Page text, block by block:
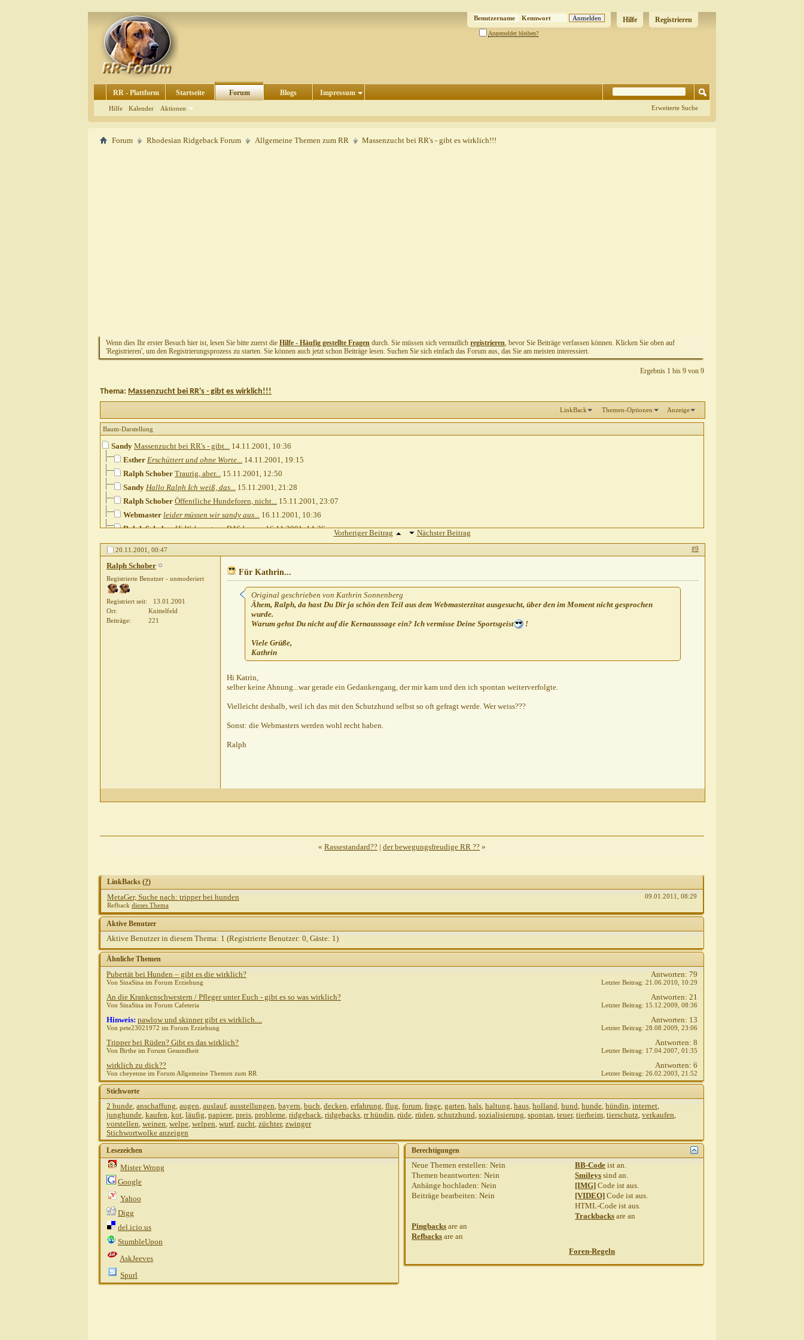
Registrieren
Hilfe
Angemeldet bleiben?
RR - Plattform Startseite Forum
Hilfe Kalender Aktionen
Blogs Impressum
Erweiterte Suche
Forum Rhodesian Ridgeback Forum Allgemeine Themen zum RR Massenzucht bei RR's - gibt es wirklich!!!
Wenn dies Ihr erster Besuch hier ist, lesen Sie bitte zuerst die Hilfe - Häufig gestellte Fragen durch. Sie müssen sich vermutlich registrieren, bevor Sie Beiträge verfassen können. Klicken Sie oben auf
'Registrieren', um den Registrierungsprozess zu starten. Sie können auch jetzt schon Beiträge lesen. Suchen Sie sich einfach das Forum aus, das Sie am meisten interessiert.
Ergebnis 1 bis 9 von 9
Thema: Massenzucht bei RR's - gibt es wirklich!!!
LinkBack Themen-Optionen Anzeige
Baum-Darstellung
Sandy Massenzucht bei RR's - gibt... 14.11.2001, 10:36
Esther Erschüttert und ohne Worte... 14.11.2001, 19:15
Ralph Schober Traurig, aber... 15.11.2001, 12:50
Sandy Hallo Ralph Ich weiß, das... 15.11.2001, 21:28
Ralph Schober Öffentliche Hundeforen, nicht... 15.11.2001, 23:07
Webmaster leider müssen wir sandy aus... 16.11.2001, 10:36
Ralph Schober Hi Webmasters, DAS kann...16.11.2001,14:36
Kathrin Sonnenberg Ähem, Ralph, da hast Du Dir...19.11.2001,14:07
Ralph Schober Für Kathrin...20.11.2001,00:47
Vorheriger Beitrag Nächster Beitrag
20.11.2001, 00:47 #9
Ralph Schober
Registrierte Benutzer - unmoderiert
Registriert seit
13.01.2001
Ort
Knittelfeld
Beiträge
221
Für Kathrin...
Original geschrieben von Kathrin Sonnenberg
Ähem, Ralph, da hast Du Dir ja schön den Teil aus dem Webmasterzitat ausgesucht, über den im Moment nicht gesprochen
wurde.
Warum gehst Du nicht auf die Kernausssage ein? Ich vermisse Deine Sportsgeist
!
Viele Grüße,
Kathrin
Hi Katrin,
selber keine Ahnung...war gerade ein Gedankengang, der mir kam und den ich spontan weiterverfolgte.
Vielleicht deshalb, weil ich das mit den Schutzhund selbst so oft gefragt werde. Wer weiss???
Sonst: die Webmasters werden wohl recht haben.
Ralph
« Rassestandard?? | der bewegungsfreudige RR ?? »
LinkBacks (?)
MetaGer, Suche nach: tripper bei hunden
Refback dieses Thema
09.01.2011, 08:29
Aktive Benutzer
Aktive Benutzer in diesem Thema: 1 (Registrierte Benutzer: 0, Gäste: 1)
Ähnliche Themen
Pubertät bei Hunden – gibt es die wirklich?
Von SinaSina im Forum Erziehung
Antworten: 79
Letzter Beitrag: 21.06.2010, 10:29
An die Krankenschwestern / Pfleger unter Euch - gibt es so was wirklich?
Von SinaSina im Forum Cafeteria
Antworten: 21
Letzter Beitrag: 15.12.2009, 08:36
Hinweis: pawlow und skinner gibt es wirklich....
Von pete23021972 im Forum Erziehung
Antworten: 13
Letzter Beitrag: 28.08.2009, 23:06
Tripper bei Rüden? Gibt es das wirklich?
Von Birthe im Forum Gesundheit
Antworten: 8
Letzter Beitrag: 17.04.2007, 01:35
wirklich zu dick??
Von cheyenne im Forum Allgemeine Themen zum RR
Antworten: 6
Letzter Beitrag: 26.02.2003, 21:52
Stichworte
2 hunde, anschaffung, augen, auslauf, ausstellungen, bayern, buch, decken, erfahrung, flug, forum, frage, garten, hals, haltung, haus, holland, hund, hunde, hündin, internet,
junghunde, kaufen, kot, läufig, papiere, preis, probleme, ridgeback, ridgebacks, rr hündin, rüde, rüden, schutzhund, sozialisierung, spontan, teuer, tierheim, tierschutz, verkaufen,
vorstellen, weinen, welpe, welpen, wurf, zucht, züchter, zwinger
Stichwortwolke anzeigen
Lesezeichen
Mister Wrong
Google
Yahoo
Digg
del.icio.us
StumbleUpon
AskJeeves
Spurl
Berechtigungen
Neue Themen erstellen:Nein
Themen beantworten:Nein
Anhänge hochladen:Nein
Beiträge bearbeiten:Nein
BB-Code istan.
Smileys sindan.
[IMG] Code istaus.
[VIDEO] Code istaus.
HTML-Code istaus.
Trackbacks arean
Pingbacks arean
Refbacks arean
Foren-Regeln